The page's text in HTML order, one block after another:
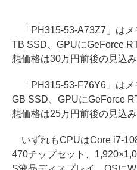
「PH315-53-A73Z7」はメ
TB SSD、GPUにGeForce
想価格は30万円前後の見込み
「PH315-53-F76Y6」はメ
GB SSD、GPUにGeForce
想価格は25万円前後の見込み
いずれもCPUはCore i7-
470チップセット、